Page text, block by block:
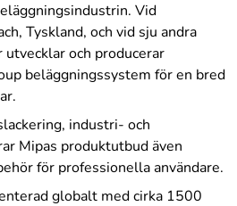
Vid
Tyskland, och vid sju andra
och producerar
beläggningssystem för en bred
industri- och
Mipas produktutbud även
för professionella användare.
globalt med cirka 1500